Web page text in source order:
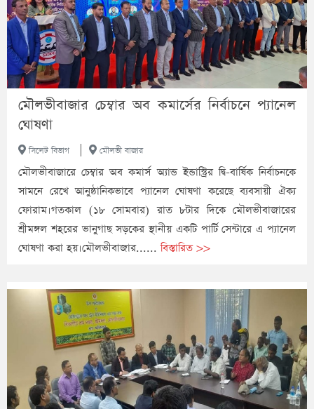
মৌলভীবাজার চেম্বার অব কমার্সের নির্বাচনে প্যানেল
ঘোষণা
সিলেট বিভাগ মৌলভী বাজার
মৌলভীবাজারে চেম্বার অব কমার্স অ্যান্ড ইন্ডাস্ট্রির দ্বি-বার্ষিক নির্বাচনকে
সামনে রেখে আনুষ্ঠানিকভাবে প্যানেল ঘোষণা করেছে ব্যবসায়ী ঐক্য
ফোরাম।গতকাল (১৮ সোমবার) রাত ৮টার দিকে মৌলভীবাজারের
শ্রীমঙ্গল শহরের ভানুগাছ সড়কের স্থানীয় একটি পার্টি সেন্টারে এ প্যানেল
ঘোষণা করা হয়।মৌলভীবাজার......বিস্তারিত >>